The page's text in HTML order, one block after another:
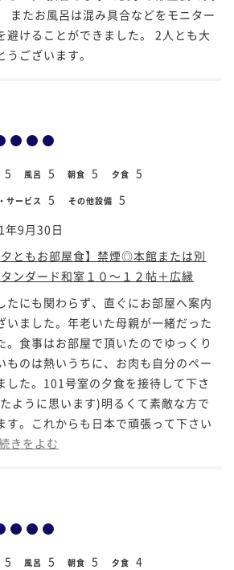
またお風呂は混み具合などをモニター
避けることができました。 2人とも大
ございます。
5 風呂 5 朝食 5 夕食 5
サービス 5 その他設備 5
年9月30日
夕ともお部屋食】禁煙◎本館または別
ンダード和室１０～１２帖＋広縁
にも関わらず、直ぐにお部屋へ案内
いました。年老いた母親が一緒だった
。食事はお部屋で頂いたのでゆっくり
ものは熱いうちに、お肉も自分のペー
した。101号室の夕食を接待して下さ
ように思います)明るくて素敵な方で
す。これからも日本で頑張って下さい
きをよむ
5 風呂 5 朝食 5 夕食 4